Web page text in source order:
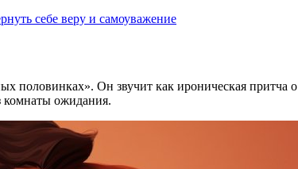
себе веру и самоуважение
половинках». Он звучит как ироническая притча о
комнаты ожидания.